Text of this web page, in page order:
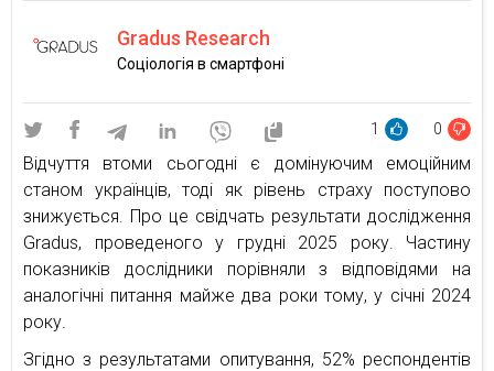
Gradus Research
Соціологія в смартфоні
1 0
Відчуття втоми сьогодні є домінуючим емоційним
станом українців, тоді як рівень страху поступово
знижується. Про це свідчать результати дослідження
Gradus, проведеного у грудні 2025 року. Частину
показників дослідники порівняли з відповідями на
аналогічні питання майже два роки тому, у січні 2024
року.
Згідно з результатами опитування, 52% респондентів